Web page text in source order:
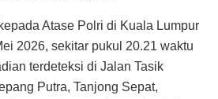
Atase Polri di Kuala Lumpur
2026, sekitar pukul 20.21 waktu
terdeteksi di Jalan Tasik
Putra, Tanjong Sepat,